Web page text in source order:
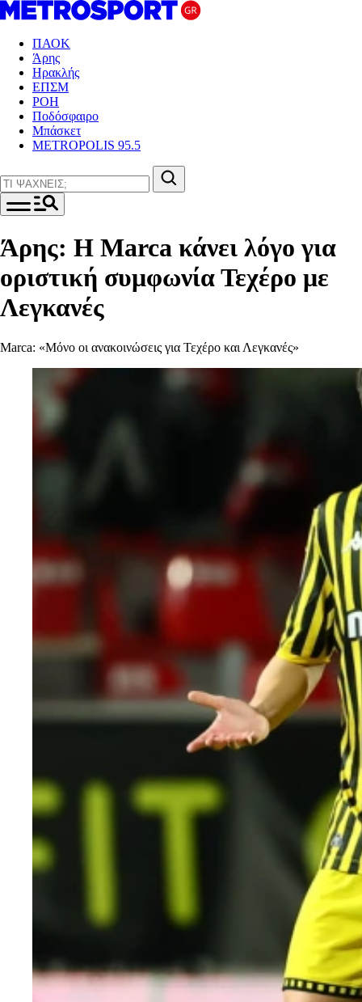
ΠΑΟΚ
Άρης
Ηρακλής
ΕΠΣΜ
ΡΟΗ
Ποδόσφαιρο
Μπάσκετ
METROPOLIS 95.5
Άρης: Η Marca κάνει λόγο για
οριστική συμφωνία Τεχέρο με
Λεγκανές
Μarca: «Μόνο οι ανακοινώσεις για Τεχέρο και Λεγκανές»